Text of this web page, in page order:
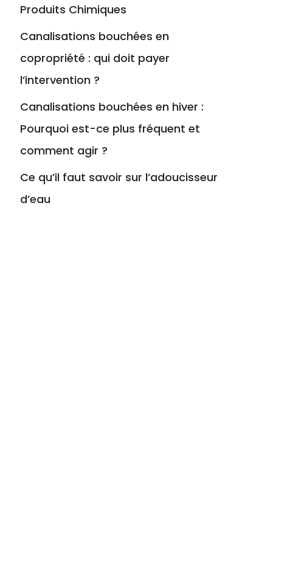
Produits Chimiques
Canalisations bouchées en
copropriété : qui doit payer
l’intervention ?
Canalisations bouchées en hiver :
Pourquoi est-ce plus fréquent et
comment agir ?
Ce qu’il faut savoir sur l’adoucisseur
d’eau